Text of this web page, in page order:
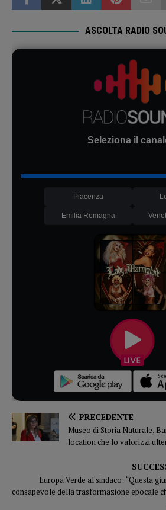
ASCOLTA RADIO
Seleziona il
Piacenza
Emilia Romagna
PRECEDENTE
Museo di Storia Naturale,
location che lo valorizzi
Europa Verde al sindaco: “Questa
consapevole della trasformazione epocale